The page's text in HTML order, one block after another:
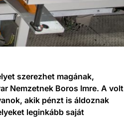
szerezhet magának,
Nemzetnek Boros Imre. A volt
akik pénzt is áldoznak
leginkább saját